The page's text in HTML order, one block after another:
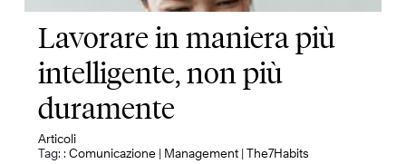
Lavorare in maniera più
intelligente, non più
duramente
Articoli
Tag: : Comunicazione | Management |The7Habits